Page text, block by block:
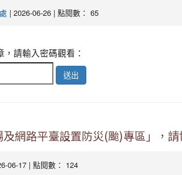
| 2026-06-26 | 點閱數： 65
請輸入密碼觀看：
送出
及網路平臺設置防災(颱)專區」，
06-17 | 點閱數： 124